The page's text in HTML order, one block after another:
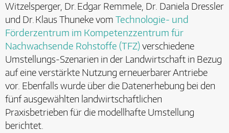
Witzelsperger, Dr. Edgar Remmele, Dr. Daniela Dressler
und Dr. Klaus Thuneke vom Technologie- und
Förderzentrum im Kompetenzzentrum für
Nachwachsende Rohstoffe (TFZ)verschiedene
Umstellungs-Szenarien in der Landwirtschaft in Bezug
auf eine verstärkte Nutzung erneuerbarer Antriebe
vor. Ebenfalls wurde über die Datenerhebung bei den
fünf ausgewählten landwirtschaftlichen
Praxisbetrieben für die modellhafte Umstellung
berichtet.